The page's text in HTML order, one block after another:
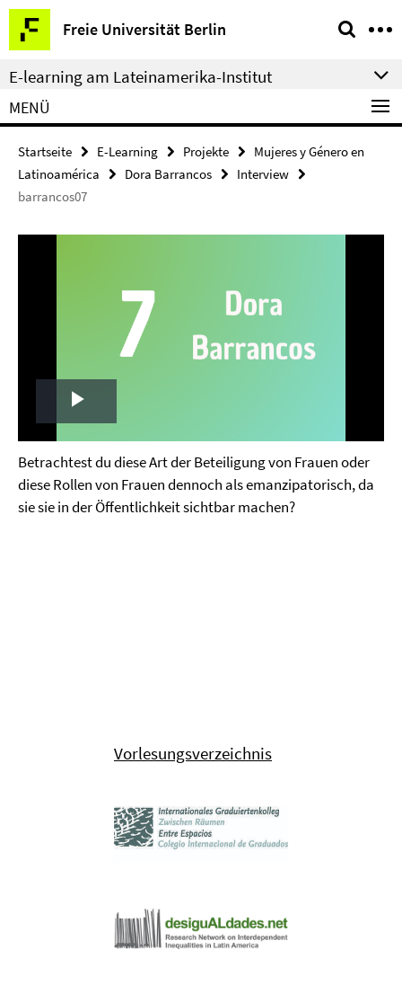
Springe
direkt
zu
Inhalt
Freie Universität Berlin
Service-
Navigation
E-learning am Lateinamerika-Institut
MENÜ
Startseite E-Learning Projekte
Mujeres y Género en
Latinoamérica
Dora Barrancos
Interview
barrancos07
Play
Video
Betrachtest du diese Art der Beteiligung von Frauen oder
diese Rollen von Frauen dennoch als emanzipatorisch, da
sie sie in der Öffentlichkeit sichtbar machen?
Vorlesungsverzeichnis